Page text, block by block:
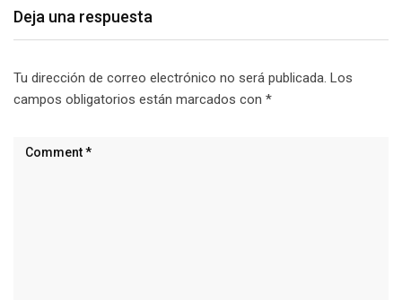
Deja una respuesta
Tu dirección de correo electrónico no será publicada. Los
campos obligatorios están marcados con *